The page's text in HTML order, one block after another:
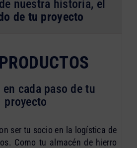
nuestra historia, el
de tu proyecto
PRODUCTOS
cada paso de tu
proyecto
ser tu socio en la logística de
Como tu almacén de hierro